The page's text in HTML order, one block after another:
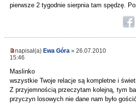
pierwsze 2 tygodnie sierpnia tam spędzę.
napisał(a) Ewa Góra » 26.07.2010
15:46
Maslinko
wszystkie Twoje relacje są kompletne i
Z przyjemnością przeczytam kolejną, tym
przyczyn losowych nie dane nam było